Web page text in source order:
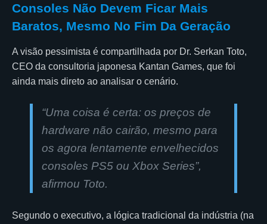
Consoles Não Devem Ficar Mais
Baratos, Mesmo No Fim Da Geração
A visão pessimista é compartilhada por Dr. Serkan Toto,
CEO da consultoria japonesa Kantan Games, que foi
ainda mais direto ao analisar o cenário.
“Uma coisa é certa: os preços de
hardware não cairão, mesmo para
os agora lentamente envelhecidos
consoles PS5 ou Xbox Series”,
afirmou Toto.
Segundo o executivo, a lógica tradicional da indústria (na